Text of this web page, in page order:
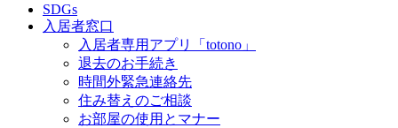
SDGs
入居者窓口
入居者専用アプリ「totono」
退去のお手続き
時間外緊急連絡先
住み替えのご相談
お部屋の使用とマナー